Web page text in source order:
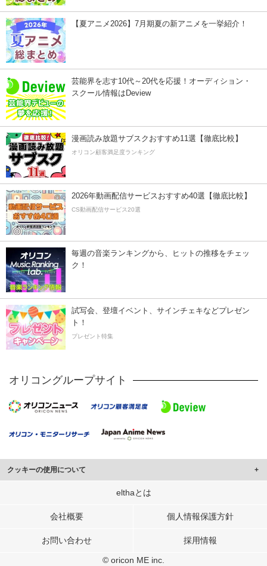
【夏アニメ2026】7月期夏の新アニメを一挙紹介！
芸能界を志す10代～20代を応援！オーディション・
スクール情報はDeview
漫画読み放題サブスクおすすめ11選【徹底比較】
オリコン顧客満足度ランキング
2026年動画配信サービスおすすめ40選【徹底比較】
CS動画配信サービス20選
毎週の音楽ランキングから、ヒットの推移をチェッ
ク！
試写会、登壇イベント、サインチェキなどプレゼン
ト！
プレゼント特集
オリコングループサイト
クッキーの使用について
このサイトでは Cookie を使用して、ユーザーに合わせたコンテンツや広告の
行っています。
メディアや広告配信、データ解析の各パートナーに提供しています。
elthaとは
会社概要 個人情報保護方針
お問い合わせ 採用情報
© oricon ME inc.